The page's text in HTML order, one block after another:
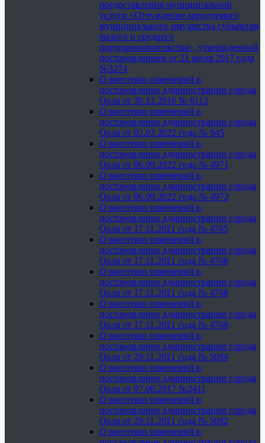
предоставления муниципальной
услуги «Отчуждение арендуемого
муниципального имущества субъектам
малого и среднего
предпринимательства», утвержденный
постановлением от 21 июля 2017 года
№3274
О внесении изменений в
постановление администрации города
Орла от 30.12.2016 № 6112
О внесении изменений в
постановление администрации города
Орла от 02.03.2022 года № 945
О внесении изменений в
постановление администрации города
Орла от 06.09.2022 года № 4971
О внесении изменений в
постановление администрации города
Орла от 06.09.2022 года № 4972
О внесении изменений в
постановление администрации города
Орла от 17.11.2021 года № 4765
О внесении изменений в
постановление администрации города
Орла от 17.11.2021 года № 4766
О внесении изменений в
постановление администрации города
Орла от 17.11.2021 года № 4768
О внесении изменений в
постановление администрации города
Орла от 17.11.2021 года № 4769
О внесении изменений в
постановление администрации города
Орла от 29.11.2021 года № 5084
О внесении изменений в
постановление администрации города
Орла от 07.06.2017 №2411
О внесении изменений в
постановление администрации города
Орла от 29.11.2021 года № 5082
О внесении изменений в